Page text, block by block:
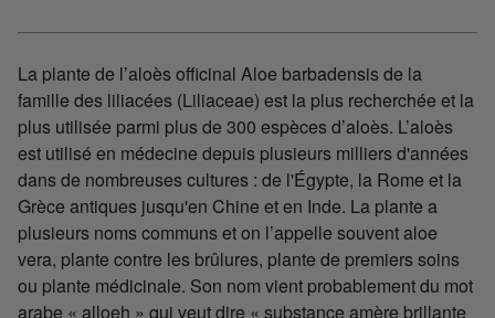
La plante de l’aloès officinal Aloe barbadensis de la
famille des liliacées (Liliaceae) est la plus recherchée et la
plus utilisée parmi plus de 300 espèces d’aloès. L’aloès
est utilisé en médecine depuis plusieurs milliers d'années
dans de nombreuses cultures : de l'Égypte, la Rome et la
Grèce antiques jusqu'en Chine et en Inde. La plante a
plusieurs noms communs et on l’appelle souvent aloe
vera, plante contre les brûlures, plante de premiers soins
ou plante médicinale. Son nom vient probablement du mot
arabe « alloeh » qui veut dire « substance amère brillante